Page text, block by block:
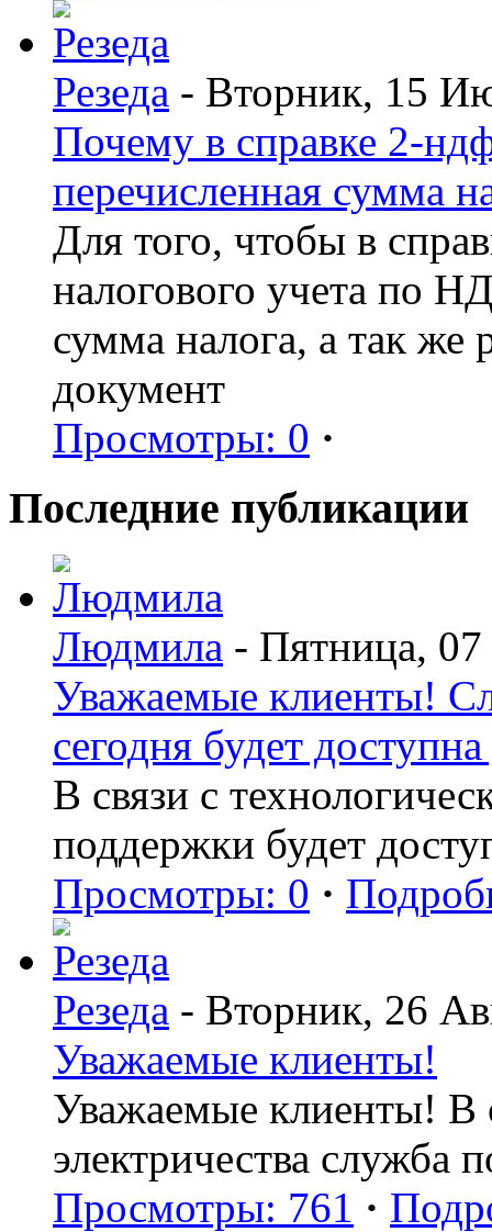
Резеда - Вторник, 15
Почему в справке 2-
перечисленная сумма
Для того, чтобы в
налогового учета по
сумма налога, а так же
документ
Просмотры: 0 ·
Последние публикации
Людмила - Пятница, 07
Уважаемые клиенты!
сегодня будет
В связи с
поддержки будет
Просмотры: 0 ·
Резеда - Вторник, 26
Уважаемые клиенты!
Уважаемые клиенты! В
электричества служба
Просмотры: 761 ·